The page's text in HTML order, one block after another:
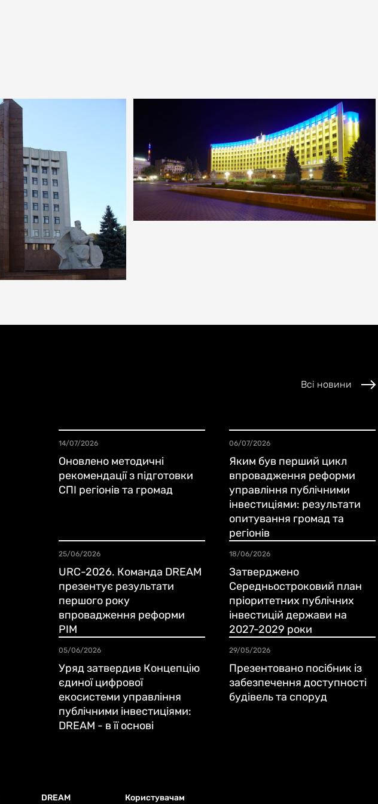
Всі новини
14/07/2026
Оновлено методичні
рекомендації з підготовки
СПІ регіонів та громад
06/07/2026
Яким був перший цикл
впровадження реформи
управління публічними
інвестиціями: результати
опитування громад та
регіонів
25/06/2026
URC-2026. Команда DREAM
презентує результати
першого року
впровадження реформи
PIM
18/06/2026
Затверджено
Середньостроковий план
пріоритетних публічних
інвестицій держави на
2027-2029 роки
05/06/2026
Уряд затвердив Концепцію
єдиної цифрової
екосистеми управління
публічними інвестиціями:
DREAM - в її основі
29/05/2026
Презентовано посібник із
забезпечення доступності
будівель та споруд
DREAM Користувачам